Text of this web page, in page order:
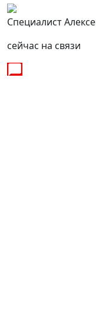
Специалист
сейчас на связи